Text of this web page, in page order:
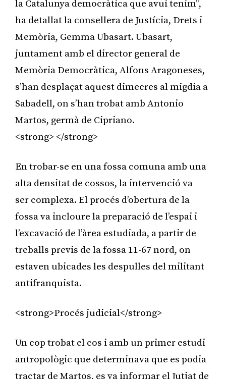
la Catalunya democràtica que avui tenim”,
ha detallat la consellera de Justícia, Drets i
Memòria, Gemma Ubasart. Ubasart,
juntament amb el director general de
Memòria Democràtica, Alfons Aragoneses,
s’han desplaçat aquest dimecres al migdia a
Sabadell, on s’han trobat amb Antonio
Martos, germà de Cipriano.
<strong> </strong>
En trobar-se en una fossa comuna amb una
alta densitat de cossos, la intervenció va
ser complexa. El procés d’obertura de la
fossa va incloure la preparació de l’espai i
l’excavació de l’àrea estudiada, a partir de
treballs previs de la fossa 11-67 nord, on
estaven ubicades les despulles del militant
antifranquista.
<strong>Procés judicial</strong>
Un cop trobat el cos i amb un primer estudi
antropològic que determinava que es podia
tractar de Martos, es va informar el Jutjat de